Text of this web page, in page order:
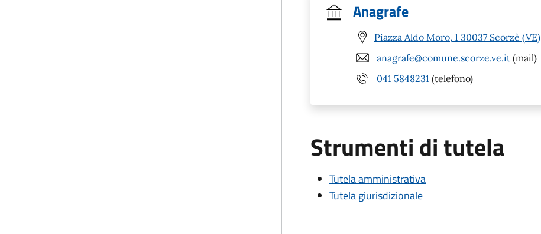
Anagrafe
Piazza Aldo Moro, 1 30037 Scorzè (VE)
anagrafe@comune.scorze.ve.it (mail)
041 5848231 (telefono)
Strumenti di tutela
Tutela amministrativa
Tutela giurisdizionale